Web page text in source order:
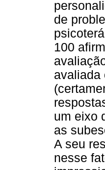
de
100
avaliada
um eixo
as
A seu
nesse